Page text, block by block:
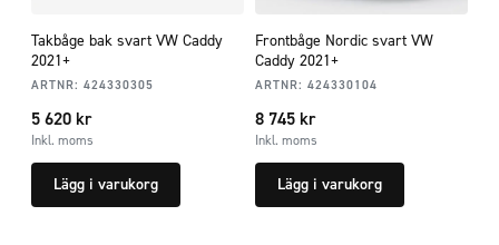
Takbåge bak svart VW Caddy
2021+
ARTNR: 424330305
5 620 kr
Inkl. moms
Lägg i varukorg
Frontbåge Nordic svart VW
Caddy 2021+
ARTNR: 424330104
8 745 kr
Inkl. moms
Lägg i varukorg